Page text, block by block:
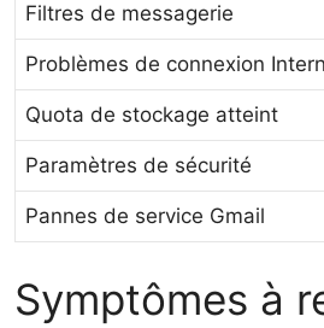
Filtres de messagerie
Problèmes de connexion
Quota de stockage atteint
Paramètres de sécurité
Pannes de service Gmail
Symptômes à